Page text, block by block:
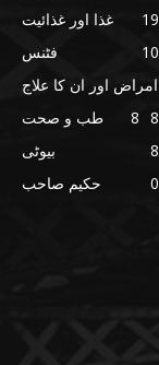
غذا اور غذائیت
19
فٹنس
10
امراض اور ان کا علاج
8
طب و صحت
8
بیوٹی
8
حکیم صاحب
0